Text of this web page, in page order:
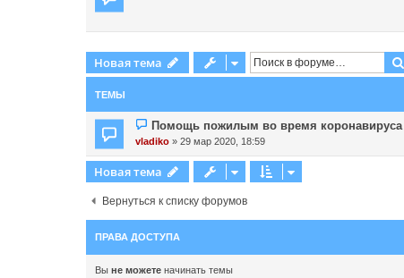
Новая тема
ТЕМЫ
Помощь пожилым во время коронавируса
vladiko » 29 мар 2020, 18:59
Новая тема
Вернуться к списку форумов
ПРАВА ДОСТУПА
Вы не можете начинать темы